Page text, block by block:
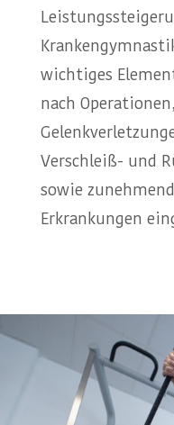
wichtiges
nach
Verschleiß- und
sowie
Erkrankungen